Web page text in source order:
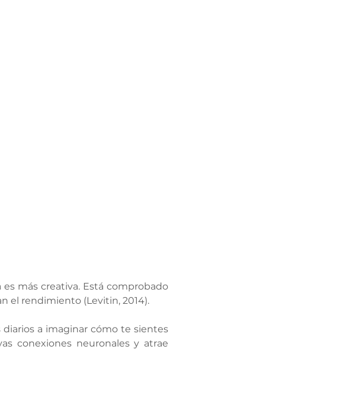
es más creativa. Está comprobado
el rendimiento (Levitin, 2014).
a imaginar cómo te sientes
conexiones neuronales y atrae